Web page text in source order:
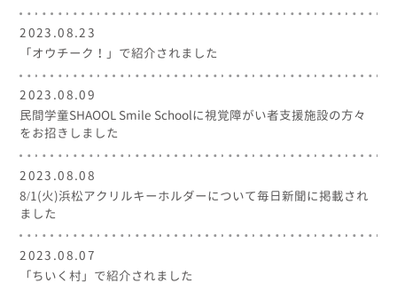
2023.08.23
「オウチーク！」で紹介されました
2023.08.09
民間学童SHAOOL Smile Schoolに視覚障がい者支援施設の方々
をお招きしました
2023.08.08
8/1(火)浜松アクリルキーホルダーについて毎日新聞に掲載され
ました
2023.08.07
「ちいく村」で紹介されました